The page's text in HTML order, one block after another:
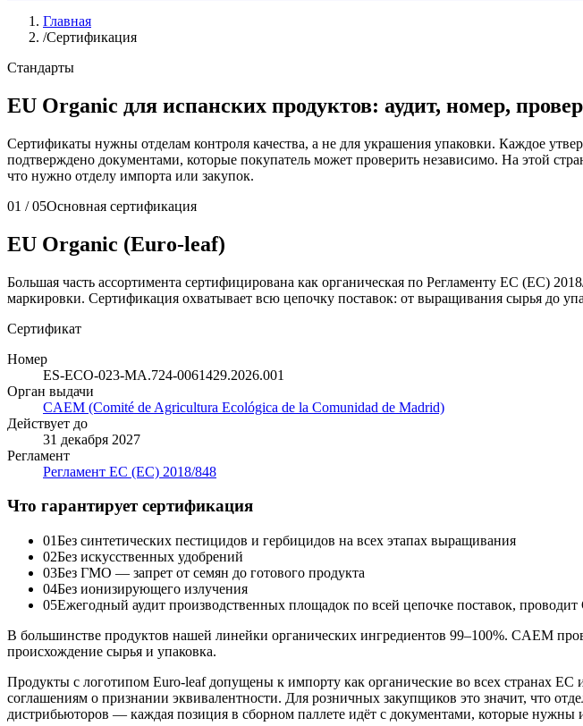
Главная
/Сертификация
Стандарты
EU Organic для испанских продуктов: аудит, номер,
Сертификаты нужны отделам контроля качества, а не для украшения упаковки. Каждое
подтверждено документами, которые покупатель может проверить независимо. На этой
что нужно отделу импорта или закупок.
01 / 05Основная сертификация
EU Organic (Euro-leaf)
Большая часть ассортимента сертифицирована как органическая по Регламенту ЕС (ЕС)
маркировки. Сертификация охватывает всю цепочку поставок: от выращивания сырья до
Сертификат
Номер
ES-ECO-023-MA.724-0061429.2026.001
Орган выдачи
CAEM (Comité de Agricultura Ecológica de la Comunidad de Madrid)
Действует до
31 декабря 2027
Регламент
Регламент ЕС (ЕС) 2018/848
Что гарантирует сертификация
01Без синтетических пестицидов и гербицидов на всех этапах выращивания
02Без искусственных удобрений
03Без ГМО — запрет от семян до готового продукта
04Без ионизирующего излучения
05Ежегодный аудит производственных площадок по всей цепочке поставок,
В большинстве продуктов нашей линейки органических ингредиентов 99–100%. CAEM
происхождение сырья и упаковка.
Продукты с логотипом Euro-leaf допущены к импорту как органические во всех странах
соглашениям о признании эквивалентности. Для розничных закупщиков это значит, что
дистрибьюторов — каждая позиция в сборном паллете идёт с документами, которые нужны